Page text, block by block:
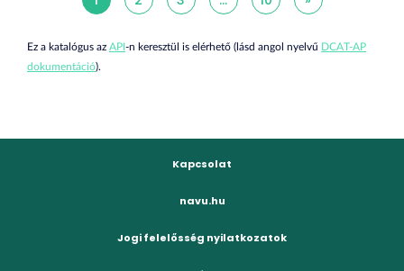
Ez a katalógus az API-n keresztül is elérhető (lásd angol nyelvű DCAT-AP
dokumentáció).
Kapcsolat
navu.hu
Jogi felelősség nyilatkozatok